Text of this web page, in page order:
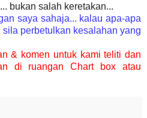
bukan salah keretakan...
saya sahaja... kalau apa-apa
perbetulkan kesalahan yang
& komen untuk kami teliti dan
di ruangan Chart box atau